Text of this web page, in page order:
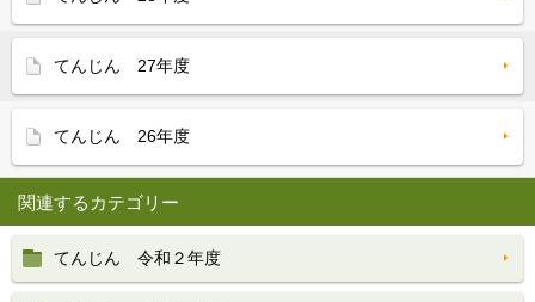
てんじん 27年度
てんじん 26年度
関連するカテゴリー
てんじん 令和２年度